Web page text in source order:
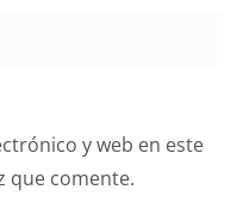
y web en este
que comente.